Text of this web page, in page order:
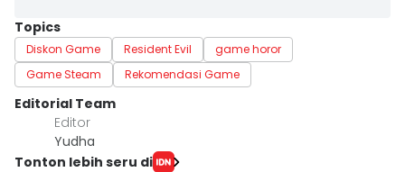
Topics
Diskon Game Resident Evil
game horor
Game Steam
Rekomendasi Game
Editorial Team
Editor
Yudha ‎
Tonton lebih seru di